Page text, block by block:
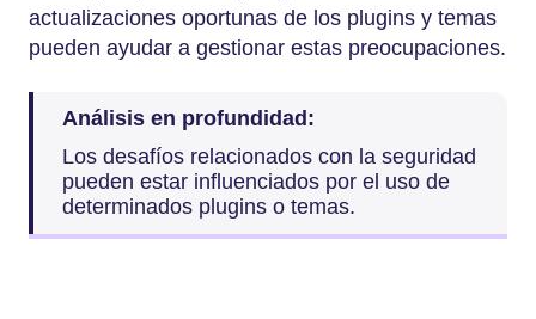
actualizaciones oportunas de los plugins y temas
pueden ayudar a gestionar estas preocupaciones.
Análisis en profundidad:
Los desafíos relacionados con la seguridad
pueden estar influenciados por el uso de
determinados plugins o temas.